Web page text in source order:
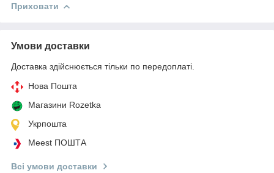
Приховати
Умови доставки
Доставка здійснюється тільки по передоплаті.
Нова Пошта
Магазини Rozetka
Укрпошта
Meest ПОШТА
Всі умови доставки